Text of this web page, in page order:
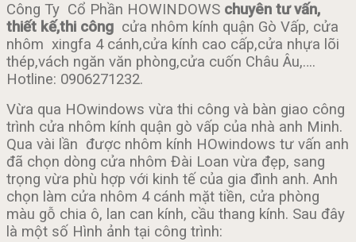
Công Ty Cổ Phần HOWINDOWS chuyên tư vấn,
thiết kế,thi công cửa nhôm kính quận Gò Vấp, cửa
nhôm xingfa 4 cánh,cửa kính cao cấp,cửa nhựa lõi
thép,vách ngăn văn phòng,cửa cuốn Châu Âu,….
Hotline: 0906271232.
Vừa qua HOwindows vừa thi công và bàn giao công
trình cửa nhôm kính quận gò vấp của nhà anh Minh.
Qua vài lần được nhôm kính HOwindows tư vấn anh
đã chọn dòng cửa nhôm Đài Loan vừa đẹp, sang
trọng vừa phù hợp với kinh tế của gia đình anh. Anh
chọn làm cửa nhôm 4 cánh mặt tiền, cửa phòng
màu gỗ chia ô, lan can kính, cầu thang kính. Sau đây
là một số Hình ảnh tại công trình: